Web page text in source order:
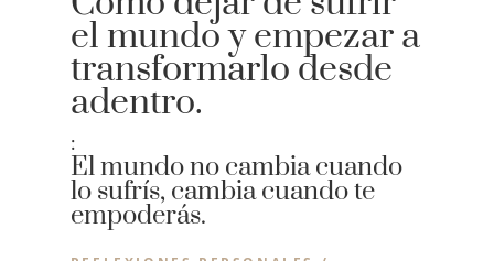
el mundo y empezar a
transformarlo desde
adentro.
:
El mundo no cambia cuando
lo sufrís, cambia cuando te
empoderás.